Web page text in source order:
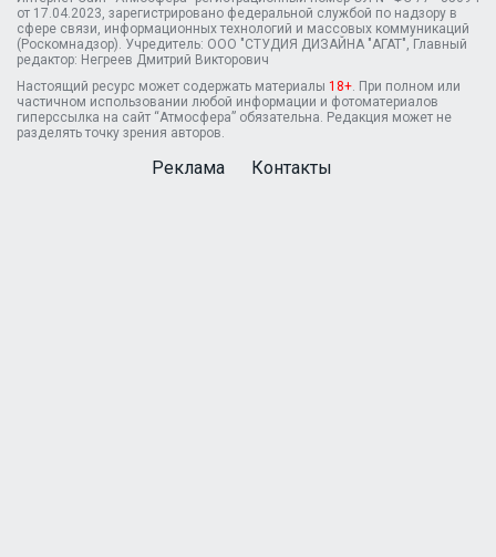
от 17.04.2023, зарегистрировано федеральной службой по надзору в
сфере связи, информационных технологий и массовых коммуникаций
(Роскомнадзор). Учредитель: ООО "СТУДИЯ ДИЗАЙНА "АГАТ", Главный
редактор: Негреев Дмитрий Викторович
Настоящий ресурс может содержать материалы 18+. При полном или
частичном использовании любой информации и фотоматериалов
гиперссылка на сайт “Атмосфера” обязательна. Редакция может не
разделять точку зрения авторов.
Реклама Контакты